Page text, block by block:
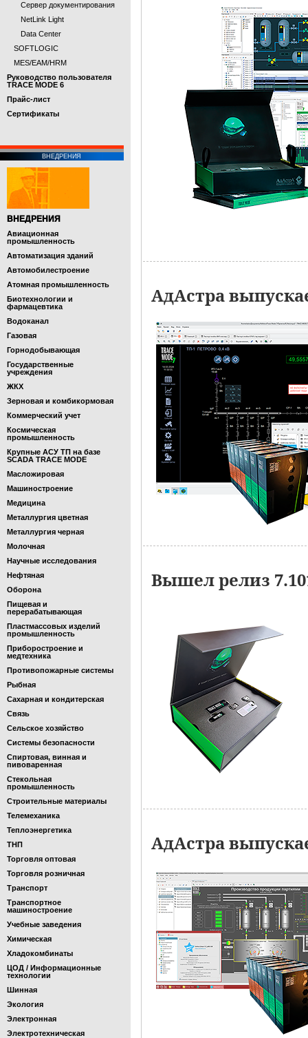
Сервер документирования
NetLink Light
Data Center
SOFTLOGIC
MES/EAM/HRM
Руководство пользователя
TRACE MODE 6
Прайс-лист
Cертификаты
ВНЕДРЕНИЯ
ВНЕДРЕНИЯ
Авиационная
промышленность
Автоматизация зданий
Автомобилестроение
Атомная промышленность
Биотехнологии и
фармацевтика
Водоканал
Газовая
Горнодобывающая
Государственные
учреждения
ЖКХ
Зерновая и комбикормовая
Коммерческий учет
Космическая
промышленность
Крупные АСУ ТП на базе
SCADA TRACE MODE
Масложировая
Машиностроение
Медицина
Металлургия цветная
Металлургия черная
Молочная
Научные исследования
Нефтяная
Оборона
Пищевая и
перерабатывающая
Пластмассовых изделий
промышленность
Приборостроение и
медтехника
Противопожарные системы
Рыбная
Сахарная и кондитерская
Связь
Сельское хозяйство
Системы безопасности
Спиртовая, винная и
пивоваренная
Стекольная
промышленность
Строительные материалы
Телемеханика
Теплоэнергетика
ТНП
Торговля оптовая
Торговля розничная
Транспорт
Транспортное
машиностроение
Учебные заведения
Химическая
Хладокомбинаты
ЦОД / Информационные
технологии
Шинная
Экология
Электронная
Электротехническая
АдАстра
Вышел релиз
АдАстра